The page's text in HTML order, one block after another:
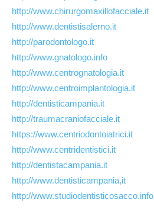
http://www.chirurgomaxillofacciale.it
http://www.dentistisalerno.it
http://parodontologo.it
http://www.gnatologo.info
http://www.centrognatologia.it
http://www.centroimplantologia.it
http://dentisticampania.it
http://traumacraniofacciale.it
https://www.centriodontoiatrici.it
http://www.centridentistici.it
http://dentistacampania.it
http://www.dentisticampania,it
http://www.studiodentisticosacco.info